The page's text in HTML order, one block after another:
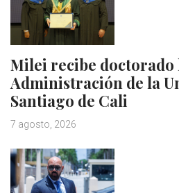
Milei recibe doctorado
Administración de la
Santiago de Cali
7 agosto, 2026